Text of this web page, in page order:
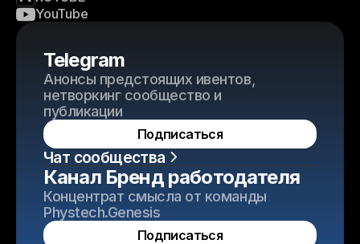
YouTube
Telegram
Анонсы предстоящих ивентов,
нетворкинг сообщество и
публикации
Подписаться
Чат сообщества
Канал Бренд работодателя
Концентрат смысла от команды
Phystech.Genesis
Подписаться